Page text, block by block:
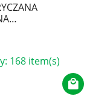
BIO 2 kg -
168 item(s)